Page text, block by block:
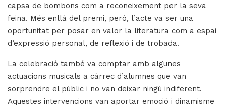
capsa de bombons com a reconeixement per la seva
feina. Més enllà del premi, però, l’acte va ser una
oportunitat per posar en valor la literatura com a espai
d’expressió personal, de reflexió i de trobada.
La celebració també va comptar amb algunes
actuacions musicals a càrrec d’alumnes que van
sorprendre el públic i no van deixar ningú indiferent.
Aquestes intervencions van aportar emoció i dinamisme